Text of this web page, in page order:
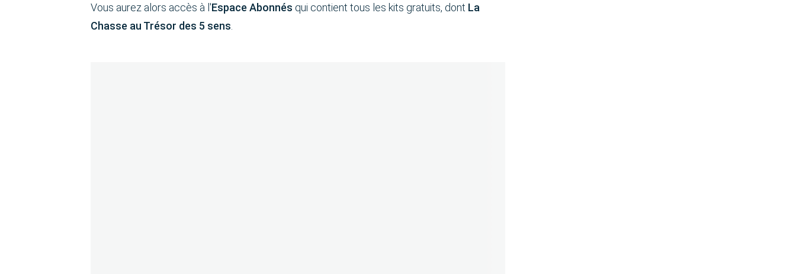
Vous aurez alors accès à l'Espace Abonnés qui contient tous les kits gratuits, dont La
Chasse au Trésor des 5 sens